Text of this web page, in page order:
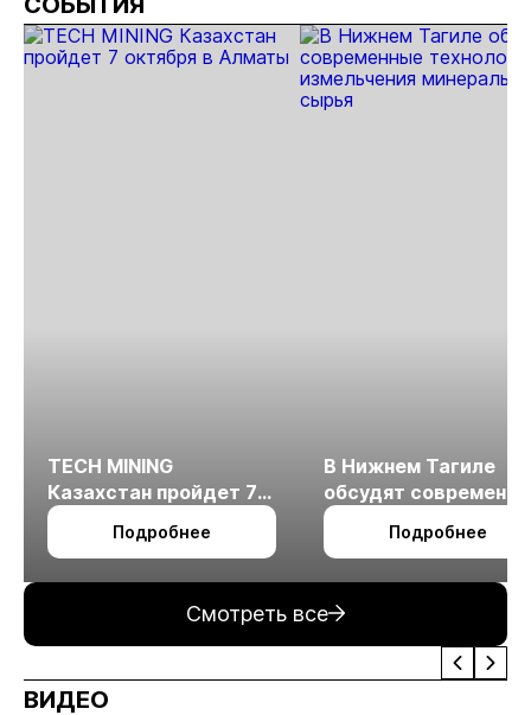
TECH MINING
Казахстан пройдет 7
октября в Алматы
Подробнее
В Нижнем Тагиле
обсудят
технологии
измельчения
Подробнее
Смотреть все
ВИДЕО